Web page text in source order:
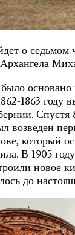
о седьмом
основано
1863 году
Спустя
возведен
который
В 1905
новое
до